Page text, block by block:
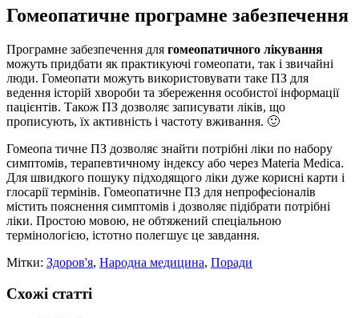
Гомеопатичне програмне забезпечення
Програмне забезпечення для гомеопатичного лікування
можуть придбати як практикуючі гомеопати, так і звичайні
люди. Гомеопати можуть використовувати таке ПЗ для
ведення історій хвороби та збереження особистої інформації
пацієнтів. Також ПЗ дозволяє записувати ліків, що
прописують, їх активність і частоту вживання. 🙂
Гомеопа тичне ПЗ дозволяє знайти потрібні ліки по набору
симптомів, терапевтичному індексу або через Materia Medica.
Для швидкого пошуку підходящого ліки дуже корисні карти і
глосарії термінів. Гомеопатичне ПЗ для непрофесіоналів
містить пояснення симптомів і дозволяє підібрати потрібні
ліки. Простою мовою, не обтяжений спеціальною
термінологією, істотно полегшує це завдання.
Мітки: Здоров'я, Народна медицина, Поради
Схожі статті